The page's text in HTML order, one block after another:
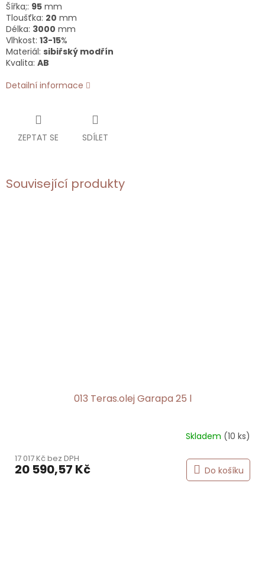
Šířka;: 95 mm
Tloušťka: 20 mm
Délka: 3000 mm
Vlhkost: 13-15%
Materiál: sibiřský modřín
Kvalita: AB
Detailní informace
ZEPTAT SE SDÍLET
Související produkty
013 Teras.olej Garapa 25 l
Skladem (10 ks)
17 017 Kč bez DPH
20 590,57 Kč Do košíku